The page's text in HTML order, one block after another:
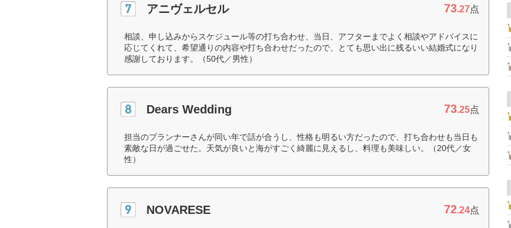
アニヴェルセル 73.27点
相談、申し込みからスケジュール等の打ち合わせ、当日、アフターまでよく相談やアドバイスに
応じてくれて、希望通りの内容や打ち合わせだったので、とても思い出に残るいい結婚式になり
感謝しております。（50代／男性）
Dears Wedding 73.25点
担当のプランナーさんが同い年で話が合うし、性格も明るい方だったので、打ち合わせも当日も
素敵な日が過ごせた。天気が良いと海がすごく綺麗に見えるし、料理も美味しい。（20代／女
性）
NOVARESE 72.24点